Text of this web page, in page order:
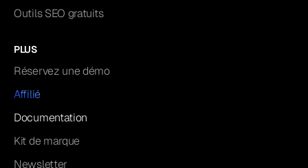
Outils SEO gratuits
PLUS
Réservez une démo
Affilié
Documentation
Kit de marque
Newsletter